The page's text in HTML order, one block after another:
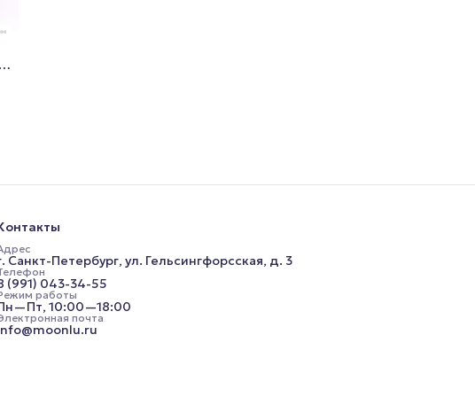
Санкт-Петербург, ул. Гельсингфорсская, д. 3
(991) 043-34-55
работы
10:00—18:00
почта